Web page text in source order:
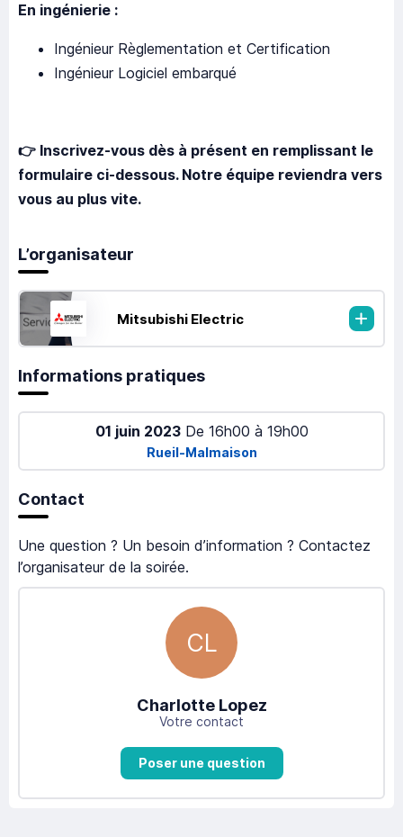
En ingénierie :
Ingénieur Règlementation et Certification
Ingénieur Logiciel embarqué
👉 Inscrivez-vous dès à présent en remplissant le
formulaire ci-dessous. Notre équipe reviendra vers
vous au plus vite.
L’organisateur
Mitsubishi Electric
Informations pratiques
01 juin 2023 De 16h00 à 19h00
Rueil-Malmaison
Contact
Une question ? Un besoin d’information ? Contactez
l’organisateur de la soirée.
CL
Charlotte Lopez
Votre contact
Poser une question